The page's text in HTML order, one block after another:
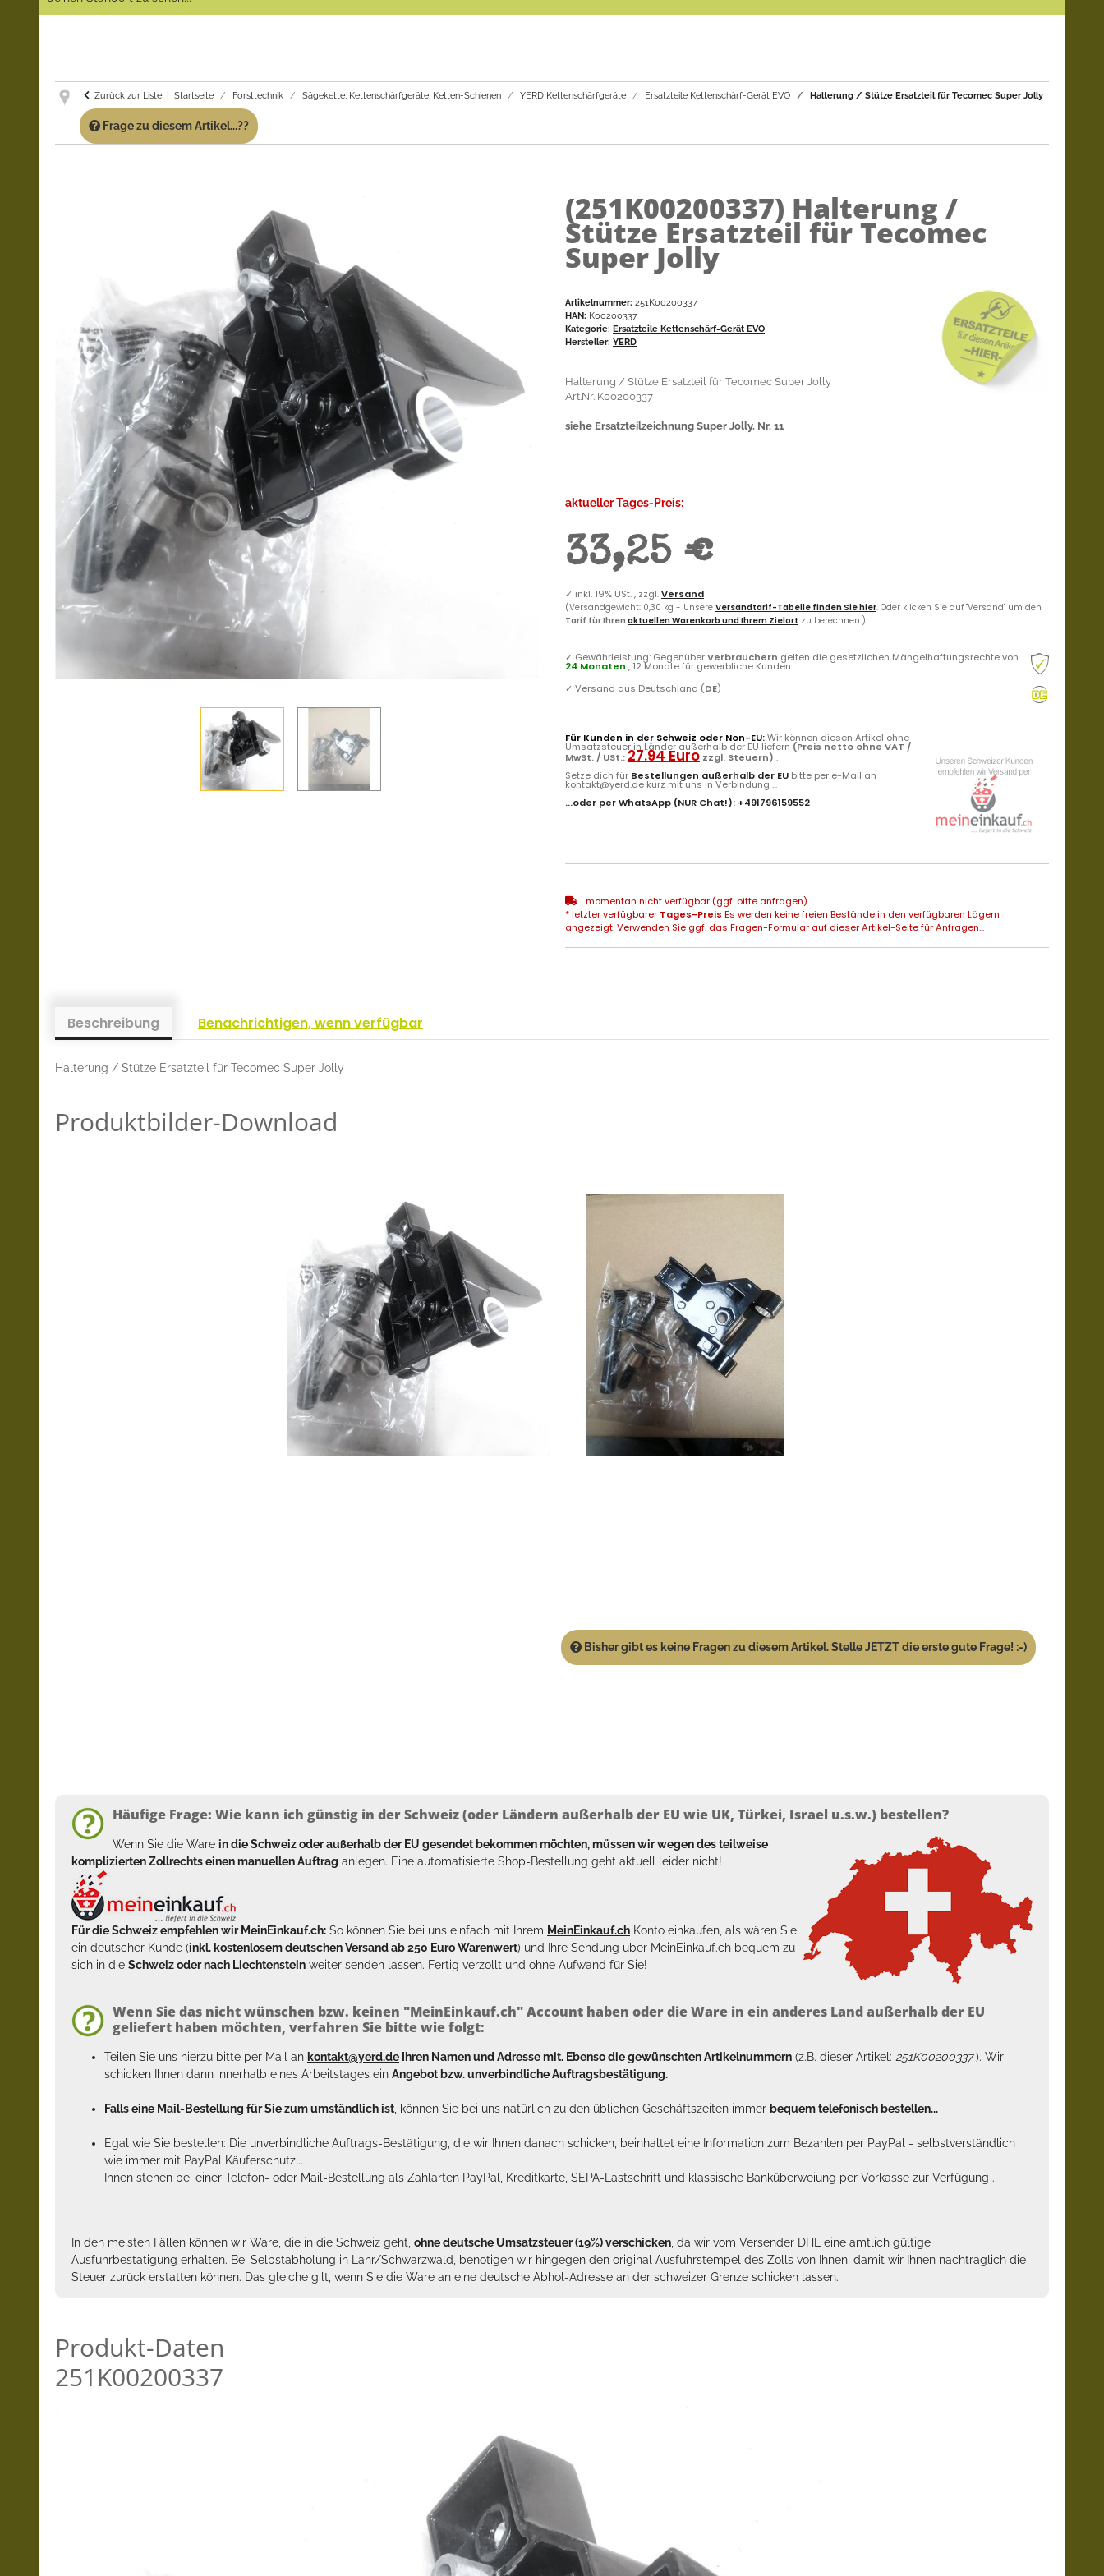
Zurück zur Liste Startseite Forsttechnik Sägekette, Kettenschärfgeräte, Ketten-Schienen YERD Kettenschärfgeräte Ersatzteile Kettenschärf-Gerät EVO Halterung / Stütze Ersatzteil für Tecomec Super Jolly
Frage zu diesem Artikel...??
(251K00200337) Halterung /
Stütze Ersatzteil für Tecomec
Super Jolly
Artikelnummer: 251K00200337
HAN: K00200337
Kategorie: Ersatzteile Kettenschärf-Gerät EVO
Hersteller: YERD
Halterung / Stütze Ersatzteil für Tecomec Super Jolly
Art.Nr. K00200337
siehe Ersatzteilzeichnung Super Jolly, Nr. 11
aktueller Tages-Preis:
33,25 €
✓ inkl. 19% USt. , zzgl.Versand
(Versandgewicht: 0,30 kg - Unsere Versandtarif-Tabelle finden Sie hier. Oder klicken Sie auf "Versand" um den
Tarif für Ihren aktuellen Warenkorb und Ihrem Zielort zu berechnen.)
✓ Gewährleistung: GegenüberVerbrauchern gelten die gesetzlichen Mängelhaftungsrechte von
24 Monaten , 12 Monate für gewerbliche Kunden.
✓ Versand aus Deutschland (DE)
Für Kunden in der Schweiz oder Non-EU:Wir können diesen Artikel ohne
Umsatzsteuer in Länder außerhalb der EU liefern (Preis netto ohne VAT /
MwSt. / USt.: 27.94 Euro zzgl. Steuern) .
Setze dich für Bestellungen außerhalb der EU bitte per e-Mail an
kontakt@yerd.de kurz mit uns in Verbindung ...
...oder perWhatsApp (NUR Chat!): +491796159552
momentan nicht verfügbar (ggf. bitte anfragen)
* letzter verfügbarer Tages-Preis Es werden keine freien Bestände in den verfügbaren Lägern
angezeigt. Verwenden Sie ggf. das Fragen-Formular auf dieser Artikel-Seite für Anfragen...
Beschreibung Benachrichtigen, wenn verfügbar
Halterung / Stütze Ersatzteil für Tecomec Super Jolly
Produktbilder-Download
Bisher gibt es keine Fragen zu diesem Artikel. Stelle JETZT die erste gute Frage! :-)
Häufige Frage: Wie kann ich günstig in der Schweiz (oder Ländern außerhalb der EU wie UK, Türkei, Israel u.s.w.) bestellen?
Wenn Sie die Ware in die Schweiz oder außerhalb der EU gesendet bekommen möchten, müssen wir wegen des teilweise
komplizierten Zollrechts einen manuellen Auftrag anlegen. Eine automatisierte Shop-Bestellung geht aktuell leider nicht!
Für die Schweiz empfehlen wir MeinEinkauf.ch: So können Sie bei uns einfach mit Ihrem MeinEinkauf.ch Konto einkaufen, als wären Sie
ein deutscher Kunde (inkl. kostenlosem deutschen Versand ab 250 Euro Warenwert) und Ihre Sendung über MeinEinkauf.ch bequem zu
sich in die Schweiz oder nach Liechtenstein weiter senden lassen. Fertig verzollt und ohne Aufwand für Sie!
Wenn Sie das nicht wünschen bzw. keinen "MeinEinkauf.ch" Account haben oder die Ware in ein anderes Land außerhalb der EU
geliefert haben möchten, verfahren Sie bitte wie folgt:
Teilen Sie uns hierzu bitte per Mail an kontakt@yerd.de Ihren Namen und Adresse mit. Ebenso die gewünschten Artikelnummern (z.B. dieser Artikel: 251K00200337). Wir
schicken Ihnen dann innerhalb eines Arbeitstages ein Angebot bzw. unverbindliche Auftragsbestätigung.
Falls eine Mail-Bestellung für Sie zum umständlich ist , können Sie bei uns natürlich zu den üblichen Geschäftszeiten immer bequem telefonisch bestellen...
Egal wie Sie bestellen: Die unverbindliche Auftrags-Bestätigung, die wir Ihnen danach schicken, beinhaltet eine Information zum Bezahlen per PayPal - selbstverständlich
wie immer mit PayPal Käuferschutz...
Ihnen stehen bei einer Telefon- oder Mail-Bestellung als Zahlarten PayPal, Kreditkarte, SEPA-Lastschrift und klassische Banküberweiung per Vorkasse zur Verfügung .
In den meisten Fällen können wir Ware, die in die Schweiz geht, ohne deutsche Umsatzsteuer (19%) verschicken , da wir vom Versender DHL eine amtlich gültige
Ausfuhrbestätigung erhalten. Bei Selbstabholung in Lahr/Schwarzwald, benötigen wir hingegen den original Ausfuhrstempel des Zolls von Ihnen, damit wir Ihnen nachträglich die
Steuer zurück erstatten können. Das gleiche gilt, wenn Sie die Ware an eine deutsche Abhol-Adresse an der schweizer Grenze schicken lassen.
Produkt-Daten
251K00200337